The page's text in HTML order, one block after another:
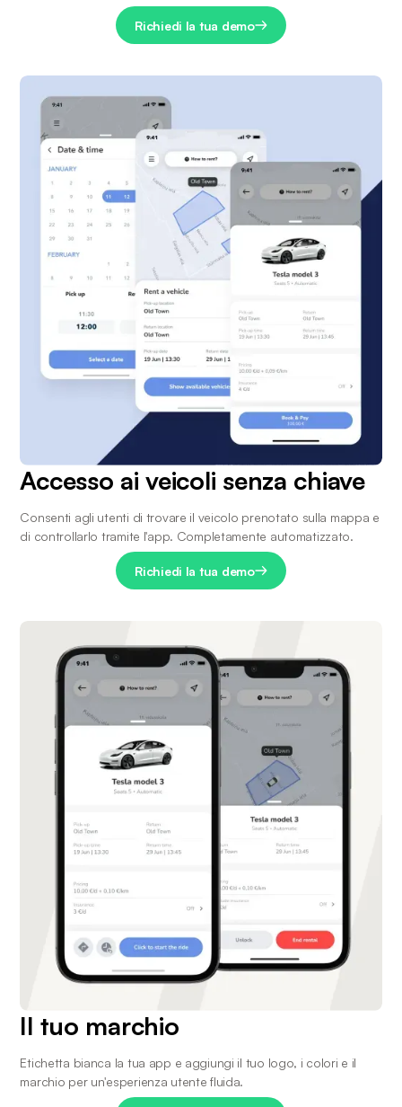
Richiedi la tua demo
Accesso ai veicoli senza chiave
Consenti agli utenti di trovare il veicolo prenotato sulla mappa e
di controllarlo tramite l'app. Completamente automatizzato.
Richiedi la tua demo
Il tuo marchio
Etichetta bianca la tua app e aggiungi il tuo logo, i colori e il
marchio per un'esperienza utente fluida.